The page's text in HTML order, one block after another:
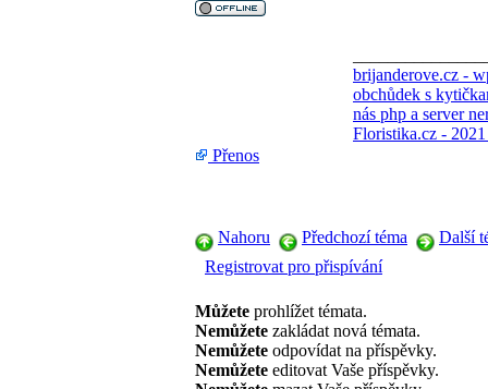
brijanderove.cz -
obchůdek s
nás php a server
Floristika.cz -
Přenos
Nahoru Předchozí téma
Další
Registrovat pro přispívání
Můžete prohlížet témata.
Nemůžete zakládat nová témata.
Nemůžete odpovídat na příspěvky.
Nemůžete editovat Vaše příspěvky.